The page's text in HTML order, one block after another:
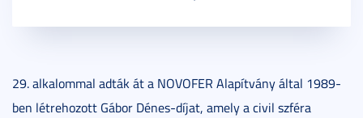
29. alkalommal adták át a NOVOFER Alapítvány által 1989-
ben létrehozott Gábor Dénes-díjat, amely a civil szféra